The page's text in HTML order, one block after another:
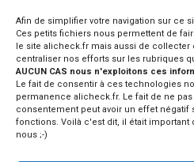
Afin de simplifier votre navigation sur ce
Ces petits fichiers nous permettent de
le site alicheck.fr mais aussi de
centraliser nos efforts sur les rubriques
AUCUN CAS nous n'exploitons ces
Le fait de consentir à ces technologies
permanence alicheck.fr. Le fait de ne
consentement peut avoir un effet négatif
fonctions. Voilà c'est dit, il était important
nous ;-)
CONSULTER SUR ALIEXPRESS